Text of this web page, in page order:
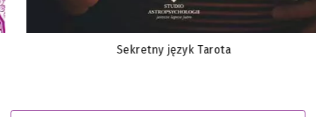
Sekretny język Tarota